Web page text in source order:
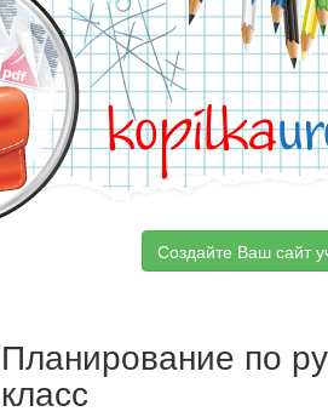
kopilka
Создайте Ваш сайт
Планирование по
класс